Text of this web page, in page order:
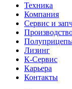
Техника
Компания
Сервис и
Лизинг
К-Сервис
Карьера
Контакты